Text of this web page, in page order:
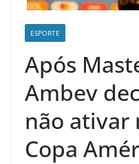
ESPORTE
Após
Ambev
não ativar
Copa